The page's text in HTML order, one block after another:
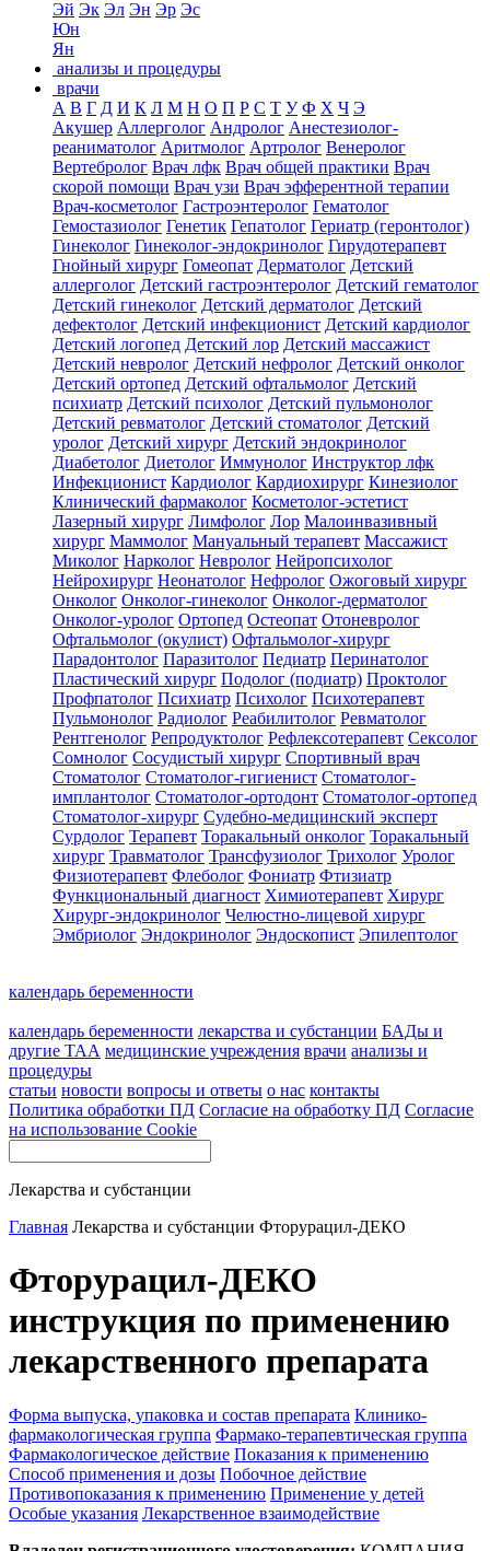
Эй Эк Эл Эн Эр Эс
Юн
Ян
анализы и процедуры
врачи
А В Г Д И К Л М Н О П Р С Т У Ф Х Ч Э
Акушер Аллерголог Андролог Анестезиолог-
реаниматолог Аритмолог Артролог Венеролог
Вертебролог Врач лфк Врач общей практики Врач
скорой помощи Врач узи Врач эфферентной терапии
Врач-косметолог Гастроэнтеролог Гематолог
Гемостазиолог Генетик Гепатолог Гериатр (геронтолог)
Гинеколог Гинеколог-эндокринолог Гирудотерапевт
Гнойный хирург Гомеопат Дерматолог Детский
аллерголог Детский гастроэнтеролог Детский гематолог
Детский гинеколог Детский дерматолог Детский
дефектолог Детский инфекционист Детский кардиолог
Детский логопед Детский лор Детский массажист
Детский невролог Детский нефролог Детский онколог
Детский ортопед Детский офтальмолог Детский
психиатр Детский психолог Детский пульмонолог
Детский ревматолог Детский стоматолог Детский
уролог Детский хирург Детский эндокринолог
Диабетолог Диетолог Иммунолог Инструктор лфк
Инфекционист Кардиолог Кардиохирург Кинезиолог
Клинический фармаколог Косметолог-эстетист
Лазерный хирург Лимфолог Лор Малоинвазивный
хирург Маммолог Мануальный терапевт Массажист
Миколог Нарколог Невролог Нейропсихолог
Нейрохирург Неонатолог Нефролог Ожоговый хирург
Онколог Онколог-гинеколог Онколог-дерматолог
Онколог-уролог Ортопед Остеопат Отоневролог
Офтальмолог (окулист) Офтальмолог-хирург
Парадонтолог Паразитолог Педиатр Перинатолог
Пластический хирург Подолог (подиатр) Проктолог
Профпатолог Психиатр Психолог Психотерапевт
Пульмонолог Радиолог Реабилитолог Ревматолог
Рентгенолог Репродуктолог Рефлексотерапевт Сексолог
Сомнолог Сосудистый хирург Спортивный врач
Стоматолог Стоматолог-гигиенист Стоматолог-
имплантолог Стоматолог-ортодонт Стоматолог-ортопед
Стоматолог-хирург Судебно-медицинский эксперт
Сурдолог Терапевт Торакальный онколог Торакальный
хирург Травматолог Трансфузиолог Трихолог Уролог
Физиотерапевт Флеболог Фониатр Фтизиатр
Функциональный диагност Химиотерапевт Хирург
Хирург-эндокринолог Челюстно-лицевой хирург
Эмбриолог Эндокринолог Эндоскопист Эпилептолог
календарь беременности
календарь беременности лекарства и субстанции БАДы и
другие ТАА медицинские учреждения врачи анализы и
процедуры
статьи новости вопросы и ответы о нас контакты
Политика обработки ПД Согласие на обработку ПД Согласие
на использование Cookie
Лекарства и субстанции
Главная Лекарства и субстанции Фторурацил-ДЕКО
Фторурацил-ДЕКО
инструкция по применению
лекарственного препарата
Форма выпуска, упаковка и состав препарата Клинико-
фармакологическая группа Фармако-терапевтическая группа
Фармакологическое действие Показания к применению
Способ применения и дозы Побочное действие
Противопоказания к применению Применение у детей
Особые указания Лекарственное взаимодействие